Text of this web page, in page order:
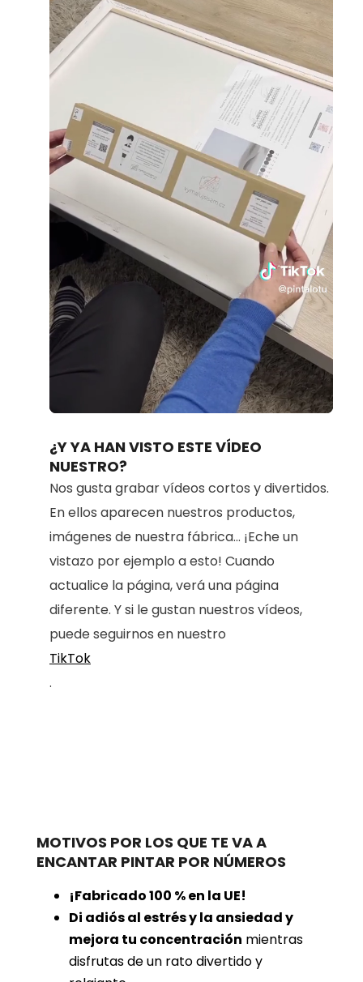
Loaded:
70.98%
¿Y YA HAN VISTO ESTE VÍDEO
NUESTRO?
Nos gusta grabar vídeos cortos y divertidos.
En ellos aparecen nuestros productos,
imágenes de nuestra fábrica... ¡Eche un
vistazo por ejemplo a esto! Cuando
actualice la página, verá una página
diferente. Y si le gustan nuestros vídeos,
puede seguirnos en nuestro
TikTok
.
MOTIVOS POR LOS QUE TE VA A
ENCANTAR PINTAR POR NÚMEROS
¡Fabricado 100 % en la UE!
Di adiós al estrés y la ansiedad y
mejora tu concentración mientras
disfrutas de un rato divertido y